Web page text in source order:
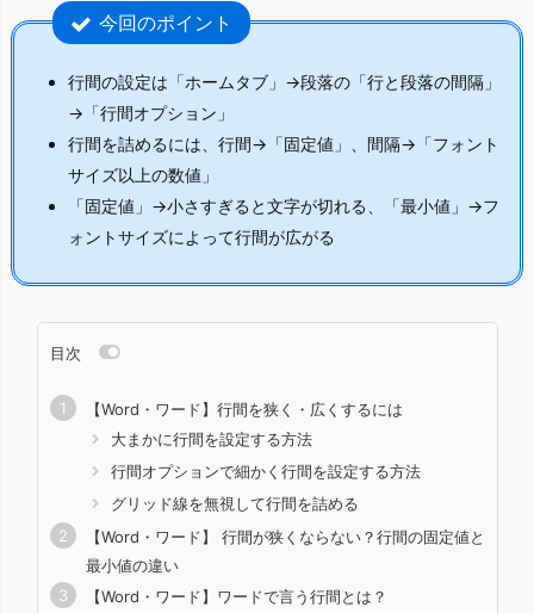
今回のポイント
行間の設定は「ホームタブ」→段落の「行と段落の間隔」
→「行間オプション」
行間を詰めるには、行間→「固定値」、間隔→「フォント
サイズ以上の数値」
「固定値」→小さすぎると文字が切れる、「最小値」→フ
ォントサイズによって行間が広がる
目次
【Word・ワード】行間を狭く・広くするには
大まかに行間を設定する方法
行間オプションで細かく行間を設定する方法
グリッド線を無視して行間を詰める
【Word・ワード】 行間が狭くならない？行間の固定値と
最小値の違い
【Word・ワード】ワードで言う行間とは？